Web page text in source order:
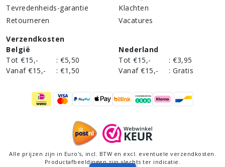
Tevredenheids-garantie
Retourneren
Klachten
Vacatures
Verzendkosten
België
Tot €15,-
: €5,50
Vanaf €15,-
: €1,50
Nederland
Tot €15,-
: €3,95
Vanaf €15,-
: Gratis
Alle prijzen zijn in Euro's, incl . BTW en excl. eventuele verzendkosten.
Productafbeeldingen zijn slechts ter indicatie.